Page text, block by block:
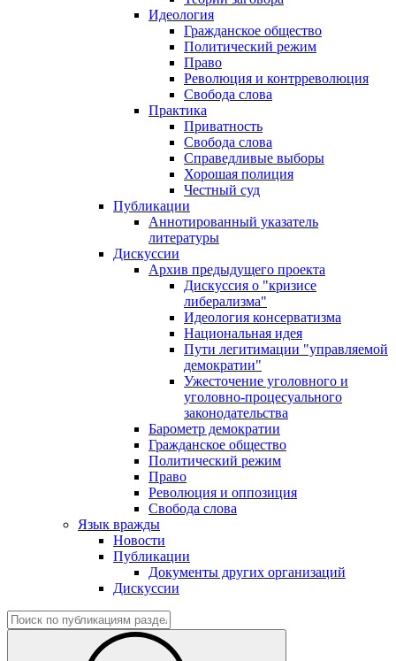
Идеология
Гражданское общество
Политический режим
Право
Революция и контрреволюция
Свобода слова
Практика
Приватность
Свобода слова
Справедливые выборы
Хорошая полиция
Честный суд
Публикации
Аннотированный указатель
литературы
Дискуссии
Архив предыдущего проекта
Дискуссия о "кризисе
либерализма"
Идеология консерватизма
Национальная идея
Пути легитимации "управляемой
демократии"
Ужесточение уголовного и
уголовно-процесуального
законодательства
Барометр демократии
Гражданское общество
Политический режим
Право
Революция и оппозиция
Свобода слова
Язык вражды
Новости
Публикации
Документы других организаций
Дискуссии